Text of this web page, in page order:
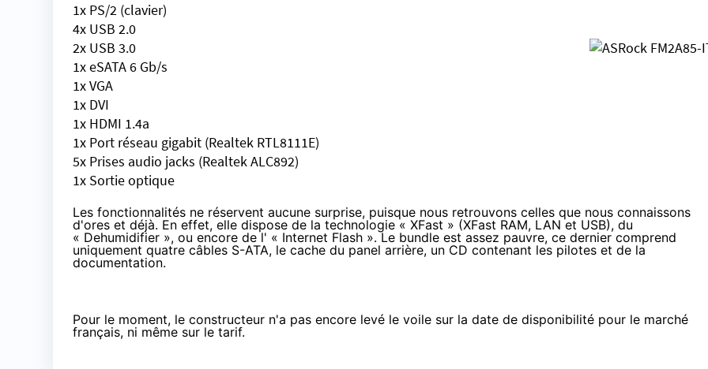
1x PS/2 (clavier)
4x USB 2.0
2x USB 3.0
1x eSATA 6 Gb/s
1x VGA
1x DVI
1x HDMI 1.4a
1x Port réseau gigabit (Realtek RTL8111E)
5x Prises audio jacks (Realtek ALC892)
1x Sortie optique
Les fonctionnalités ne réservent aucune surprise, puisque nous retrouvons celles que nous connaissons
d'ores et déjà. En effet, elle dispose de la technologie « XFast » (XFast RAM, LAN et USB), du
« Dehumidifier », ou encore de l' « Internet Flash ». Le bundle est assez pauvre, ce dernier comprend
uniquement quatre câbles S-ATA, le cache du panel arrière, un CD contenant les pilotes et de la
documentation.
Pour le moment, le constructeur n'a pas encore levé le voile sur la date de disponibilité pour le marché
français, ni même sur le tarif.